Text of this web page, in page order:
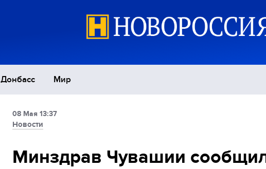
Донбасс Мир
Экономика
08 Мая 13:37
Новости
Минздрав Чувашии